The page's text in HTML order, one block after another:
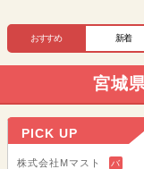
おすすめ 新着
宮城
PICK UP
株式会社Mマスト バ